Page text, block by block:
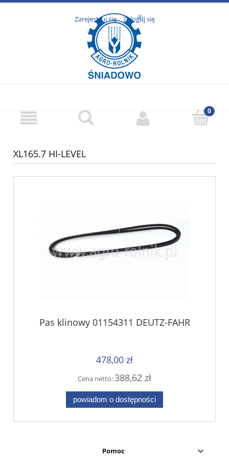
Zarejestruj się Zaloguj się
XL165.7 HI-LEVEL
Pas klinowy 01154311 DEUTZ-FAHR
478,00 zł
Cena netto:388,62 zł
powiadom o dostępności
Pomoc